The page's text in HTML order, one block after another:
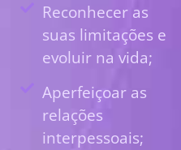
Reconhecer as
suas limitações e
evoluir na vida;
Aperfeiçoar as
relações
interpessoais;